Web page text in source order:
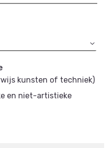
kunsten of techniek)
en niet-artistieke